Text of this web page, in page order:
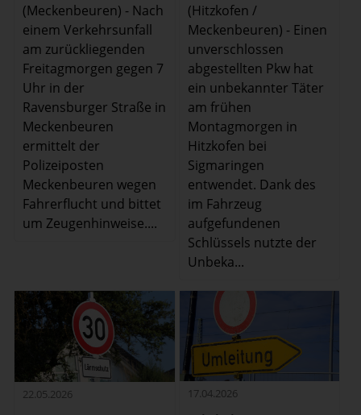
(Meckenbeuren) - Nach
einem Verkehrsunfall
am zurückliegenden
Freitagmorgen gegen 7
Uhr in der
Ravensburger Straße in
Meckenbeuren
ermittelt der
Polizeiposten
Meckenbeuren wegen
Fahrerflucht und bittet
um Zeugenhinweise....
(Hitzkofen /
Meckenbeuren) - Einen
unverschlossen
abgestellten Pkw hat
ein unbekannter Täter
am frühen
Montagmorgen in
Hitzkofen bei
Sigmaringen
entwendet. Dank des
im Fahrzeug
aufgefundenen
Schlüssels nutzte der
Unbeka...
22.05.2026 17.04.2026